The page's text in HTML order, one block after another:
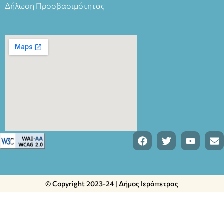
Δήλωση Προσβασιμότητας
© Copyright 2023-24 | Δήμος Ιεράπετρας